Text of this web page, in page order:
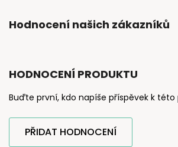
Hodnocení našich zákazníků
HODNOCENÍ PRODUKTU
Buďte první, kdo napíše příspěvek k této
PŘIDAT HODNOCENÍ